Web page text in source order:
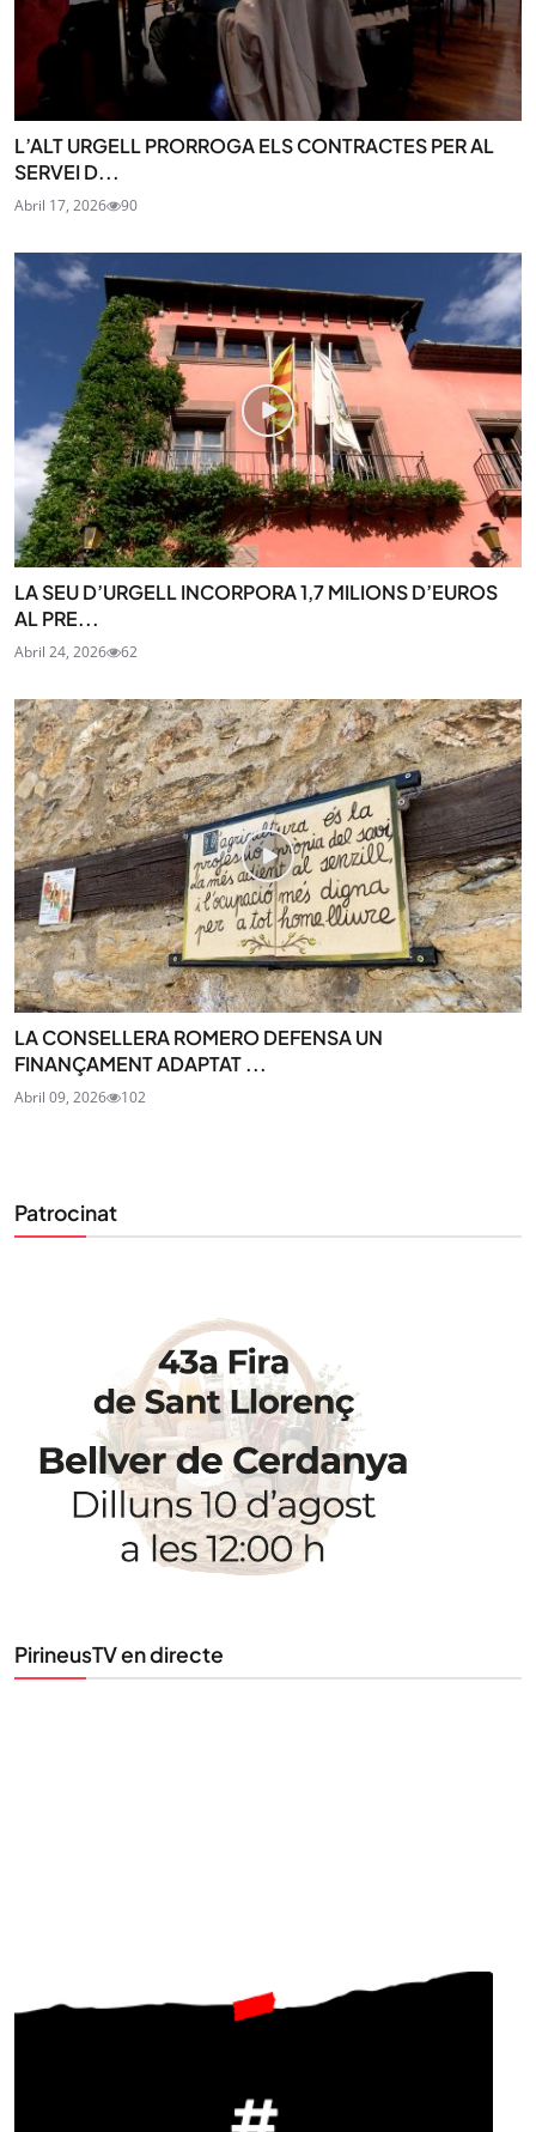
L’ALT URGELL PRORROGA ELS CONTRACTES PER AL
SERVEI D...
Abril 17, 2026 90
LA SEU D’URGELL INCORPORA 1,7 MILIONS D’EUROS
AL PRE...
Abril 24, 2026 62
LA CONSELLERA ROMERO DEFENSA UN
FINANÇAMENT ADAPTAT ...
Abril 09, 2026 102
Patrocinat
PirineusTV en directe